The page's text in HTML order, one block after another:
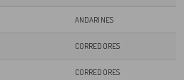
ANDARINES
CORREDORES
CORREDORES